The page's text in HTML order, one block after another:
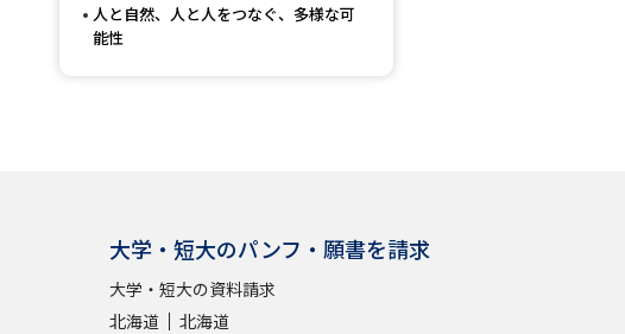
人と自然、人と人をつなぐ、多様な可
能性
大学・短大のパンフ・願書を請求
大学・短大の資料請求
北海道
北海道